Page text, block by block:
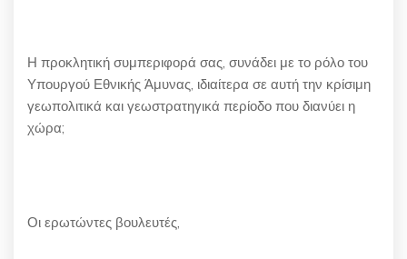
Η προκλητική συμπεριφορά σας, συνάδει με το ρόλο του
Υπουργού Εθνικής Άμυνας, ιδιαίτερα σε αυτή την κρίσιμη
γεωπολιτικά και γεωστρατηγικά περίοδο που διανύει η
χώρα;
Οι ερωτώντες βουλευτές,